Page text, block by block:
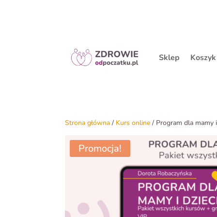
Sklep Koszyk
Strona główna / Kurs online / Program dla mamy
Promocja!